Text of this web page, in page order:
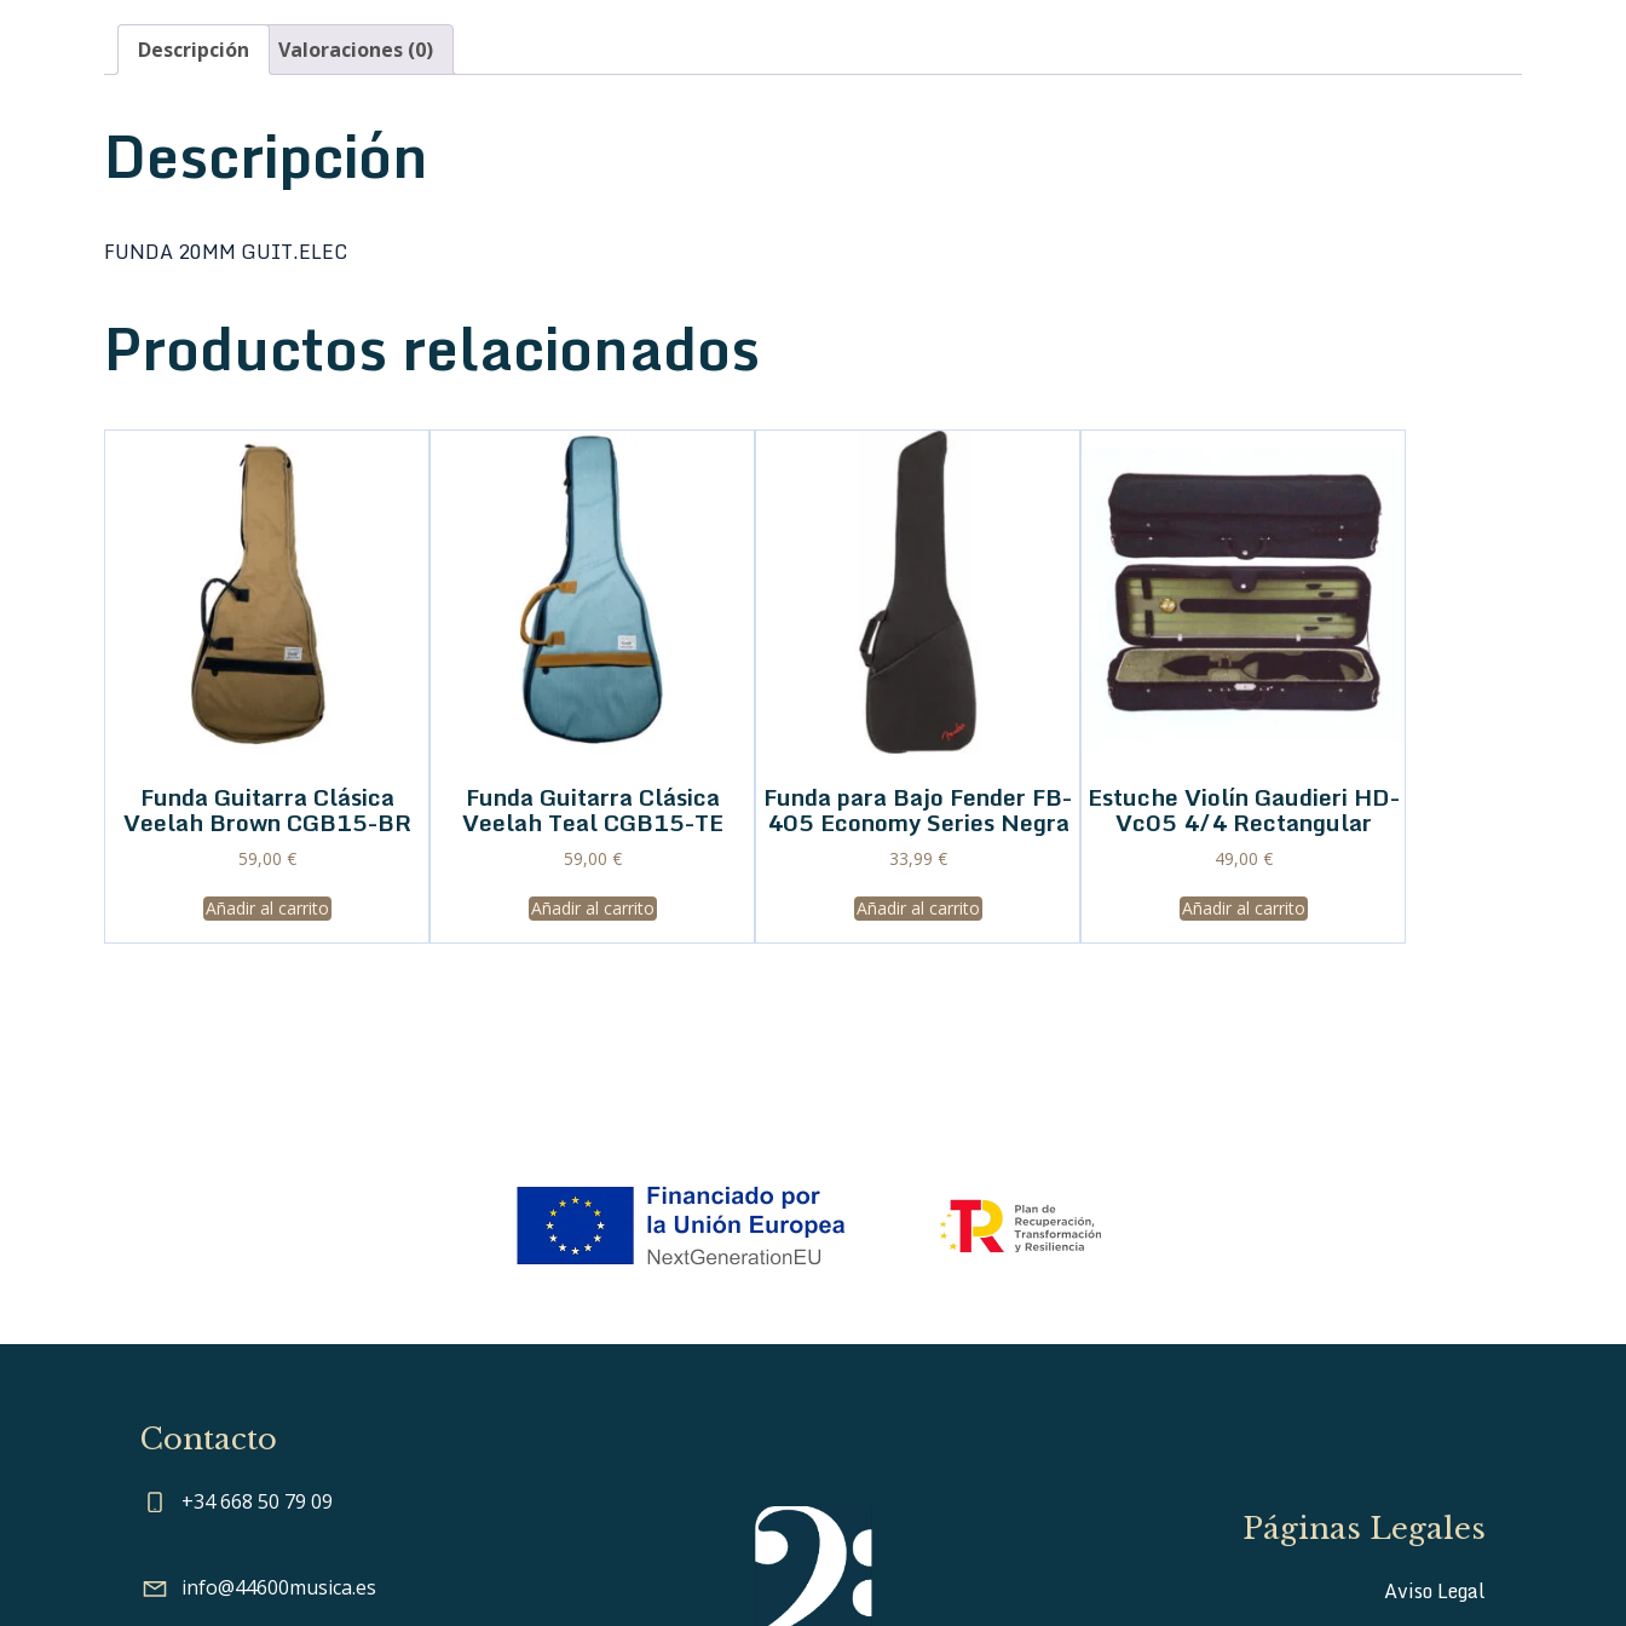
20mm
Descripción Valoraciones (0)
Descripción
FUNDA 20MM GUIT.ELEC
Productos relacionados
Funda Guitarra Clásica
Veelah Brown CGB15-BR
59,00 €
Añadir al carrito
Funda Guitarra Clásica
Veelah Teal CGB15-TE
59,00 €
Añadir al carrito
Funda para Bajo Fender FB-
405 Economy Series Negra
33,99 €
Añadir al carrito
Estuche Violín Gaudieri HD-
Vc05 4/4 Rectangular
49,00 €
Añadir al carrito
Contacto
+34 668 50 79 09
info@44600musica.es
Páginas Legales
Aviso Legal